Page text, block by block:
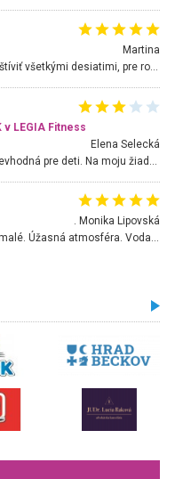
Martina
Nádherné miesto ktoré odporúčam navštíviť všetkými desiatimi, pre rodiny s deťmi, dôchodcom... Proste a jednoducho ozaj rozprávkový les.. určite ešte prídeme. Odniesli sme si na pamiatku krásne tričká,
LEGIA Fitness
Elena Selecká
. Monika Lipovská
Úžasné prostredie, napriek tomu, že je malé. Úžasná atmosféra. Voda fantastická a nádherná. Ľudí je pomerne veľa, ale su mili a ohľaduplní. Je veľmi zaujímavé sledovať, ako dokážu spolu športovať cudzí ľudia a bez ohľadu na vek. Vládne tu pohoda. Vnuka neviem dostať z vody. Ďakujem za krásny deň . Urcite sa sem vrátim. Jediný problém je s parkovaním, ale aj ten sa mi podarilo vyriešiť. Monika Bratislava